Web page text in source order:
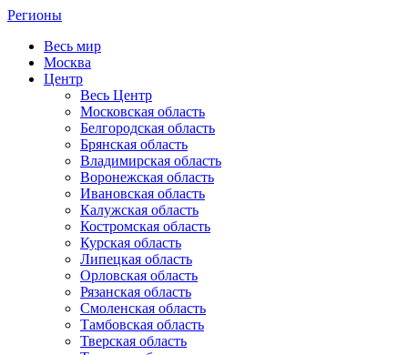
Регионы
Весь мир
Москва
Центр
Весь Центр
Московская область
Белгородская область
Брянская область
Владимирская область
Воронежская область
Ивановская область
Калужская область
Костромская область
Курская область
Липецкая область
Орловская область
Рязанская область
Смоленская область
Тамбовская область
Тверская область